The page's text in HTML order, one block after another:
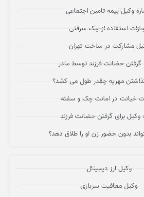
وکیل بیمه تامین اجتماعی
استفاده از چک سرقتی
مشارکت در ساخت تهران
گرفتن حضانت فرزند توسط مادر
مهریه چقدر طول می کشد؟
خیانت در امانت چک و سفته
وکیل برای گرفتن حضانت فرزند
بدون حضور زن او را طلاق دهد؟
وکیل ارز دیجیتال
وکیل معافیت سربازی